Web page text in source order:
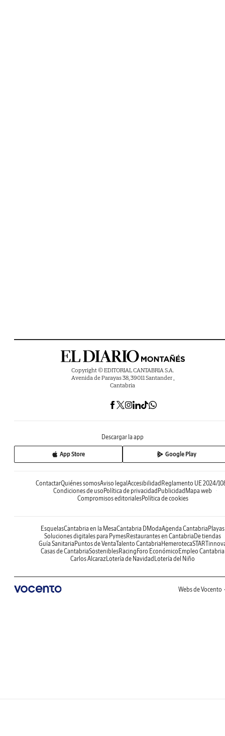
Copyright © EDITORIAL CANTABRIA S.A.
Avenida de Parayas 38, 39011 Santander ,
Cantabria
Descargar la app
App Store Google Play
ContactarQuiénes somosAviso legal Accesibilidad Reglamento UE 2024/
Condiciones de uso Política de privacidad Publicidad Mapa web
Compromisos editorialesPolítica de cookies
EsquelasCantabria en la MesaCantabria DModaAgenda Cantabria Playas
Soluciones digitales para PymesRestaurantes en Cantabria De tiendas
Guía Sanitaria Puntos de VentaTalento Cantabria Hemeroteca
Casas de CantabriaSosteniblesRacing Foro Económico Empleo Cantabria
Carlos Alcaraz Lotería de Navidad Lotería del Niño
Webs de Vocento